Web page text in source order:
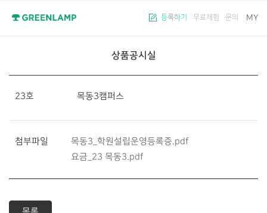
MY
등록하기 무료체험 문의
상품공시실
23호 목동3캠퍼스
첨부파일
목동3_학원설립운영등록증.pdf
요금_23 목동3.pdf